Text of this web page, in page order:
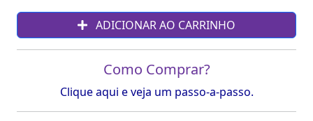
ADICIONAR AO CARRINHO
Como Comprar?
Clique aqui e veja um passo-a-passo.